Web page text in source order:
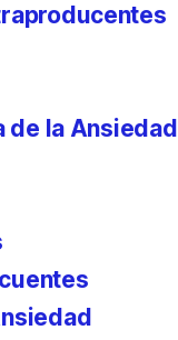
de la Ansiedad